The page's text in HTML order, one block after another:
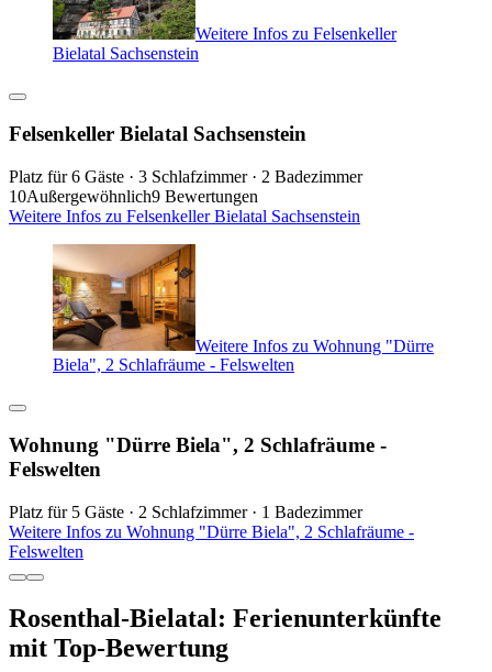
Weitere Infos zu Felsenkeller
Bielatal Sachsenstein
Felsenkeller Bielatal Sachsenstein
Platz für 6 Gäste · 3 Schlafzimmer · 2 Badezimmer
10Außergewöhnlich9 Bewertungen
Weitere Infos zu Felsenkeller Bielatal Sachsenstein
Weitere Infos zu Wohnung "Dürre
Biela", 2 Schlafräume - Felswelten
Wohnung "Dürre Biela", 2 Schlafräume -
Felswelten
Platz für 5 Gäste · 2 Schlafzimmer · 1 Badezimmer
Weitere Infos zu Wohnung "Dürre Biela", 2 Schlafräume -
Felswelten
Rosenthal-Bielatal: Ferienunterkünfte
mit Top-Bewertung